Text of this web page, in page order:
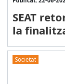
SEAT
la
Societat